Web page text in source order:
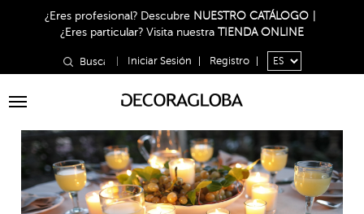
¿Eres profesional? Descubre NUESTRO CATÁLOGO
¿Eres particular? Visita nuestra TIENDA ONLINE
Iniciar Sesión Registro
Toggle